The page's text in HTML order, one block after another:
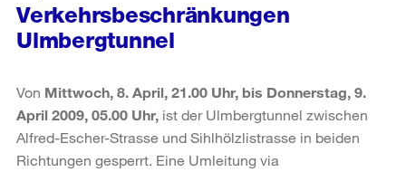
Verkehrsbeschränkungen
Ulmbergtunnel
Von Mittwoch, 8. April, 21.00 Uhr, bis Donnerstag, 9.
April 2009, 05.00 Uhr, ist der Ulmbergtunnel zwischen
Alfred-Escher-Strasse und Sihlhölzlistrasse in beiden
Richtungen gesperrt. Eine Umleitung via